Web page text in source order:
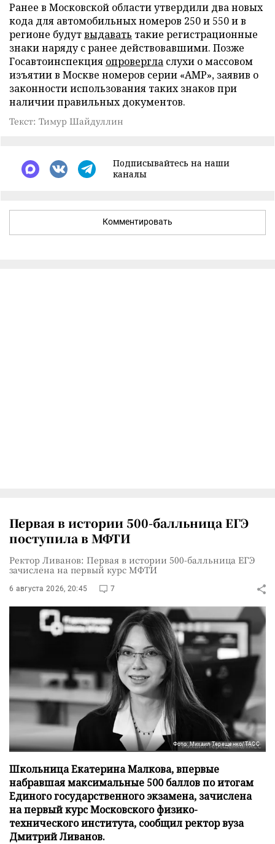
Ранее в Московской области утвердили два новых
кода для автомобильных номеров 250 и 550 и в
регионе будутвыдавать такие регистрационные
знаки наряду с ранее действовавшими. Позже
Госавтоинспекция опровергла слухи о массовом
изъятии в Москве номеров серии «АМР», заявив о
законности использования таких знаков при
наличии правильных документов.
Текст: Тимур Шайдуллин
Подписывайтесь на наши
каналы
Комментировать
Первая в истории 500-балльница ЕГЭ
поступила в МФТИ
Ректор Ливанов: Первая в истории 500-балльница ЕГЭ
зачислена на первый курс МФТИ
6 августа 2026, 20:45 7
Фото: Михаил Терещенко/ТАСС
Школьница Екатерина Малкова, впервые
набравшая максимальные 500 баллов по итогам
Единого государственного экзамена, зачислена
на первый курс Московского физико-
технического института, сообщил ректор вуза
Дмитрий Ливанов.